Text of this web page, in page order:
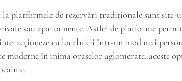
platformele de rezervări tradiționale sunt site-
sau apartamente. Astfel de platforme
cu localnicii într-un mod mai
în inima orașelor aglomerate, aceste